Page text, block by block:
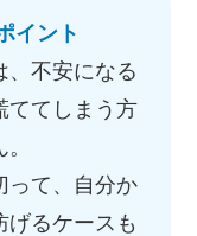
イント
、不安になる
ててしまう方
って、自分か
げるケースも